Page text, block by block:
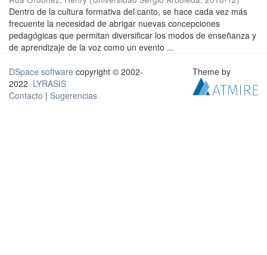
Dentro de la cultura formativa del canto, se hace cada vez más
frecuente la necesidad de abrigar nuevas concepciones
pedagógicas que permitan diversificar los modos de enseñanza y
de aprendizaje de la voz como un evento ...
DSpace software copyright © 2002-
2022 LYRASIS
Contacto | Sugerencias
Theme by